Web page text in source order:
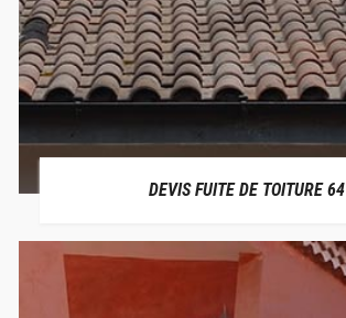
DEVIS FUITE DE TOITURE 64